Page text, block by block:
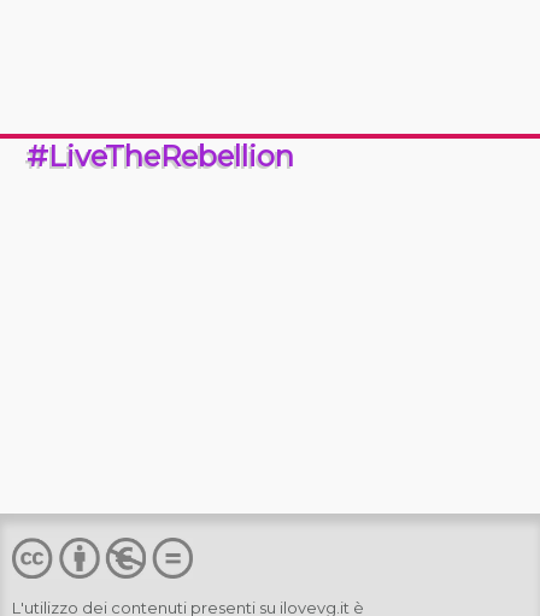
#LiveTheRebellion
L'utilizzo dei contenuti presenti su ilovevg.it è